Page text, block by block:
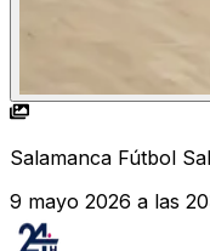
Salamanca Fútbol
9 mayo 2026 a las